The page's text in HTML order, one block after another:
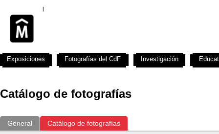
Catálogo de fotografías
General Catálogo de fotografías
Exposiciones Fotografías del CdF Investigación